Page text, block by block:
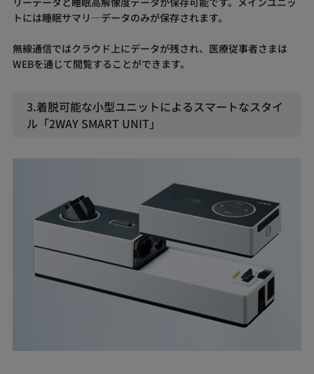
トには睡眠サマリ―データのみが保存されます。
無線通信ではクラウド上にデータが残され、医療従事者さまは
WEBを通じて閲覧することができます。
3.着脱可能な小型ユニットによるスマートなスタイ
ル「2WAY SMART UNIT」